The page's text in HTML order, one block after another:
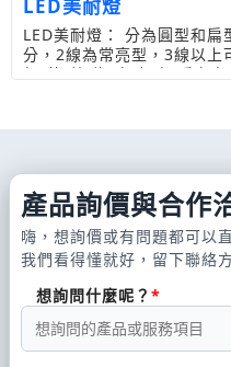
LED美耐燈
LED美耐燈： 分為圓型和
分，2線為常亮型，3線以上
紅/黃/藍/綠/白/粉光/暖白
產品詢價與合作
嗨，想詢價或有問題都可以
我們看得懂就好，留下聯絡
想詢問什麼呢？